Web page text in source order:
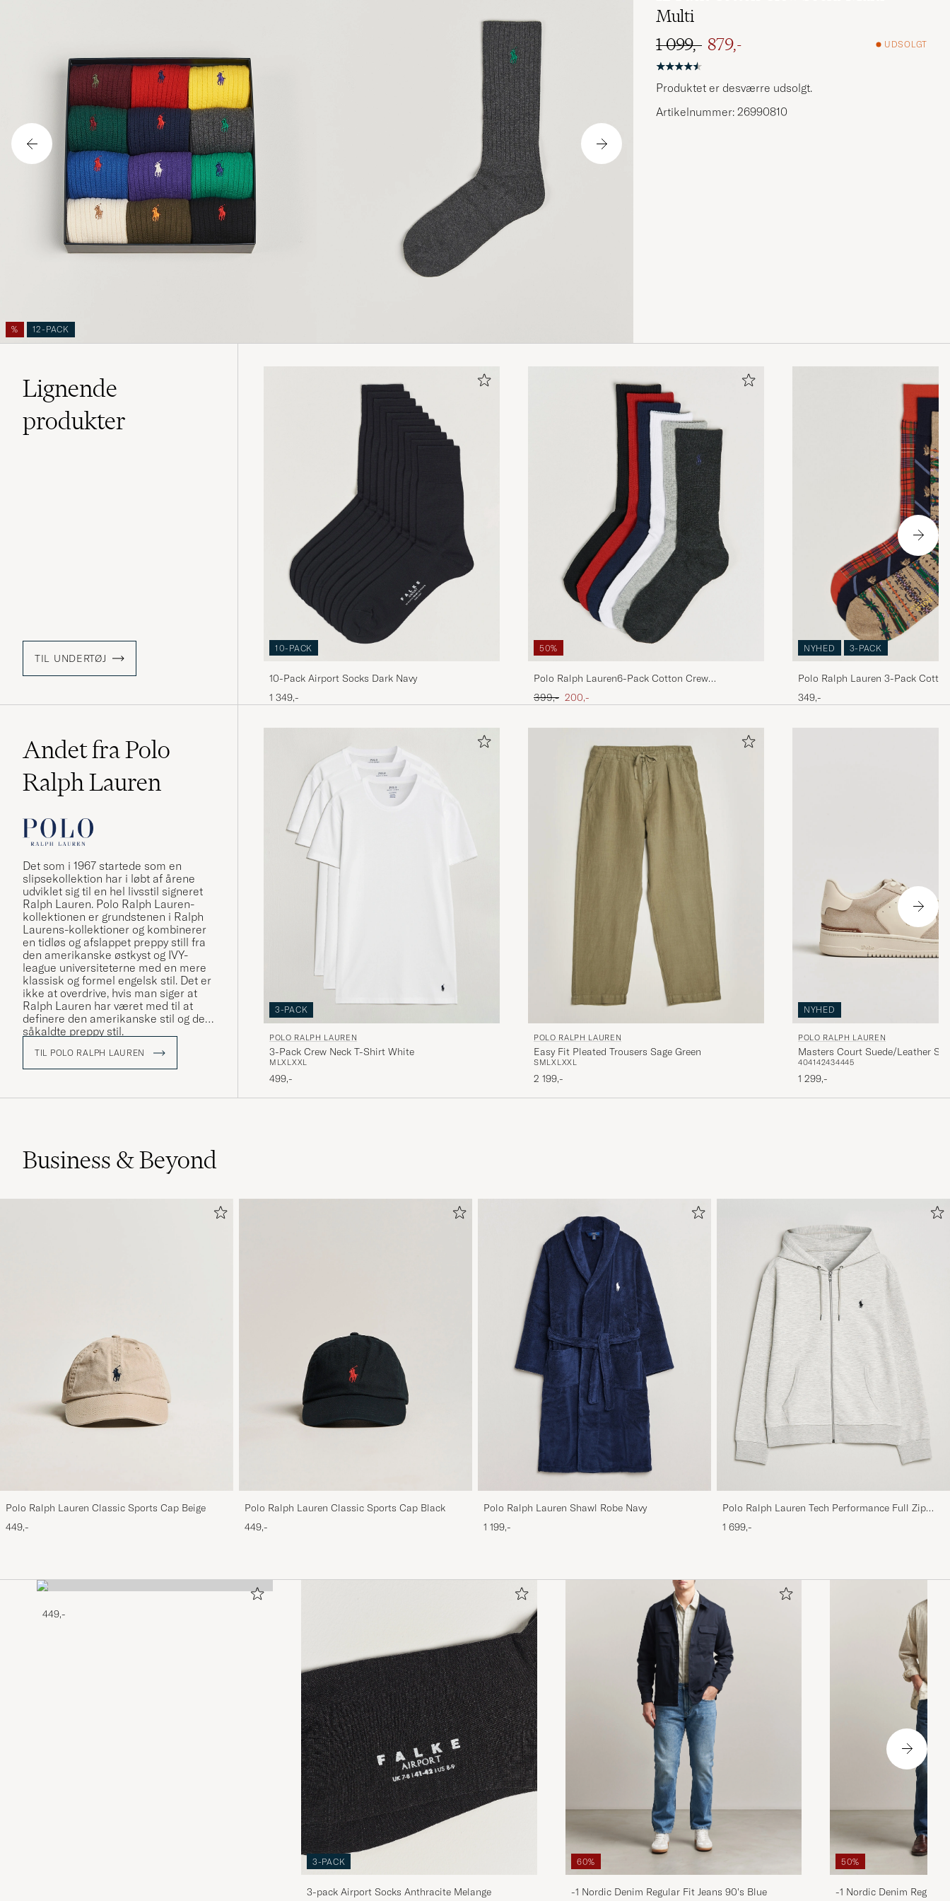
% 12-PACK
Multi
Ordinary pris
1 099,-
Nedsat pris
879,- UDSOLGT
Produktet er desværre udsolgt.
Artikelnummer: 26990810
Lignende
produkter
TIL UNDERTØJ
10-PACK
10-Pack Airport Socks Dark Navy
1 349,-
50%
Polo Ralph Lauren6-Pack Cotton Crew
SocksMulti
Ordinary pris
399,- Nedsat pris
200,-
NYHED 3-PACK
Polo Ralph Lauren 3-Pack
Multi
349,-
Andet fra Polo
Ralph Lauren
Det som i 1967 startede som en
slipsekollektion har i løbt af årene
udviklet sig til en hel livsstil signeret
Ralph Lauren. Polo Ralph Lauren-
kollektionen er grundstenen i Ralph
Laurens-kollektioner og kombinerer
en tidløs og afslappet preppy still fra
den amerikanske østkyst og IVY-
league universiteterne med en mere
klassisk og formel engelsk stil. Det er
ikke at overdrive, hvis man siger at
Ralph Lauren har været med til at
definere den amerikanske stil og den
såkaldte preppy stil.
TIL POLO RALPH LAUREN
3-PACK
POLO RALPH LAUREN
3-Pack Crew Neck T-Shirt White
M LXL XXL
499,-
POLO RALPH LAUREN
Easy Fit Pleated Trousers Sage Green
SMLXL XXL
2 199,-
NYHED
POLO RALPH LAUREN
Masters Court Suede/Leather
404142434445
1 299,-
Business & Beyond
Polo Ralph Lauren Classic Sports Cap Beige
449,-
Polo Ralph Lauren Classic Sports Cap Black
449,-
Polo Ralph Lauren Shawl Robe Navy
1 199,-
Polo Ralph Lauren Tech Performance Full Zip
Light Sport Heather
1 699,-
449,-
3-PACK
3-pack Airport Socks Anthracite Melange
60%
-1 Nordic Denim Regular Fit Jeans 90's Blue
50%
-1 Nordic Denim Regular